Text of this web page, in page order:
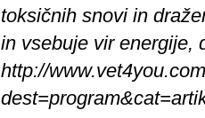
toksičnih snovi in
in vsebuje vir energije,
http://